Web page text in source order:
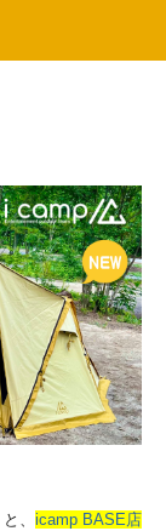
と、 icamp BASE店